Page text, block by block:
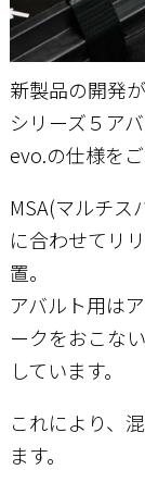
新製品の開発
シリーズ５ア
evo.の仕様をご
MSA(マルチス
に合わせてリ
置。
アバルト用は
ークをおこな
しています。
これにより、
ます。